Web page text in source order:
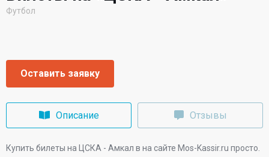
Футбол
Оставить заявку
Описание Отзывы
Купить билеты на ЦСКА - Амкал в на сайте Mos-Kassir.ru просто.